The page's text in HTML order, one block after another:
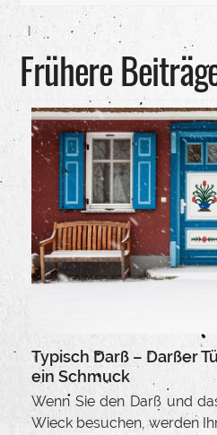
Frühere
Typisch Darß – Darßer
ein Schmuck
Wenn Sie den Darß und
Wieck besuchen, werden